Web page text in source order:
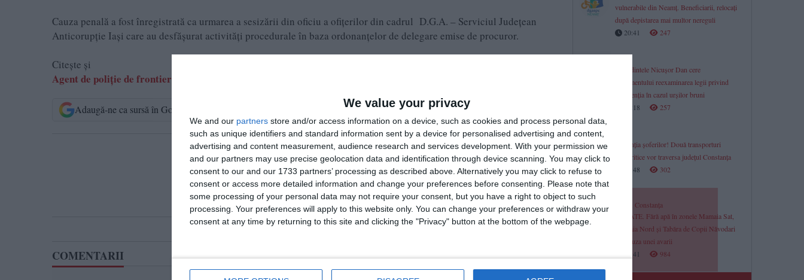
We value your privacy
We and our partners store and/or access information on a device, such as cookies and process personal data,
such as unique identifiers and standard information sent by a device for personalised advertising and content,
advertising and content measurement, audience research and services development. With your permission we
and our partners may use precise geolocation data and identification through device scanning. You may click to
consent to our and our 1733 partners’ processing as described above. Alternatively you may click to refuse to
consent or access more detailed information and change your preferences before consenting.
Please note that
some processing of your personal data may not require your consent, but you have a right to object to such
processing. Your preferences will apply to this website only. You can change your preferences or withdraw your
consent at any time by returning to this site and clicking the "Privacy" button at the bottom of the webpage.
Cauza penală a fost înregistrată ca urmarea a sesizării din oficiu a ofițerilor din cadrul D.G.A. – Serviciul Județean
Anticorupție Iași care au desfășurat activități procedurale în baza ordonanțelor de delegare emise de procuror.
Citește și
Agent de poliție de frontieră, arestat preventiv pentru luare de mită și trafic de influență
Adaugă-ne ca sursă în Google Urmărește-ne pe Whatsapp
Ti-a placut articolul?
COMENTARII
vulnerabile din Neamț. Beneficiarii, relocați
după depistarea mai multor nereguli
20:41
247
Președintele Nicușor Dan cere
Parlamentului reexaminarea legii privind
intervenția în cazul urșilor bruni
20:18
257
În atenția șoferilor! Două transporturi
agabaritice vor traversa județul Constanța
19:48
302
RAJA Constanța
UPDATE. Fără apă în zonele Mamaia Sat,
Mamaia Nord și Tabăra de Copii Năvodari
din cauza unei avarii
19:41
984